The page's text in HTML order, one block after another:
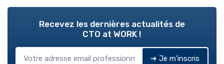
Recevez les dernières actualités de
CTO at WORK !
➔ Je m'inscris